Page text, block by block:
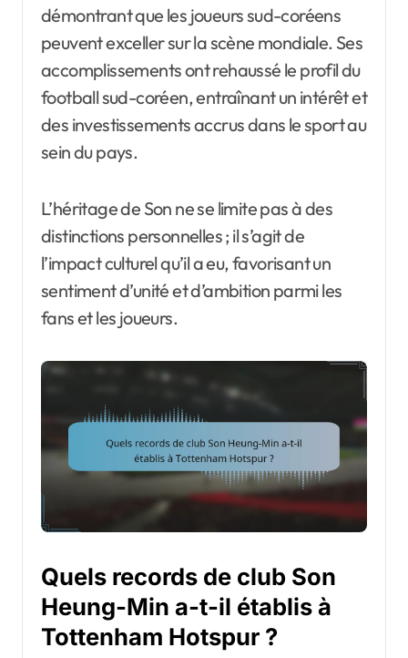
démontrant que les joueurs sud-coréens
peuvent exceller sur la scène mondiale. Ses
accomplissements ont rehaussé le profil du
football sud-coréen, entraînant un intérêt et
des investissements accrus dans le sport au
sein du pays.
L’héritage de Son ne se limite pas à des
distinctions personnelles ; il s’agit de
l’impact culturel qu’il a eu, favorisant un
sentiment d’unité et d’ambition parmi les
fans et les joueurs.
Quels records de club Son
Heung-Min a-t-il établis à
Tottenham Hotspur ?